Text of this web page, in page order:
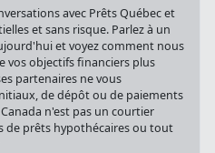
avec Prêts Québec et
et sans risque. Parlez à un
et voyez comment nous
vos objectifs financiers plus
partenaires ne vous
de dépôt ou de paiements
n'est pas un courtier
de prêts hypothécaires ou tout